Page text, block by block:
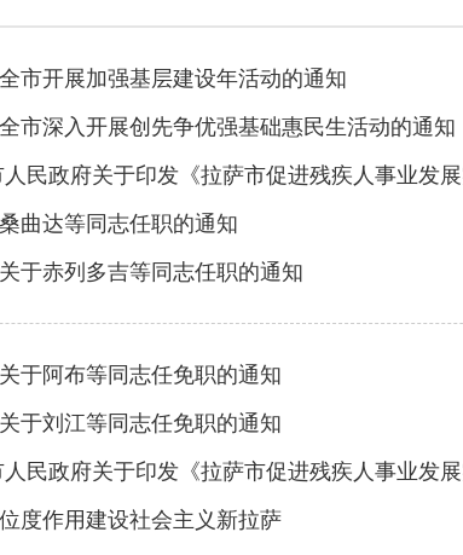
市开展加强基层建设年活动的通知
市深入开展创先争优强基础惠民生活动的通知
民政府关于印发《拉萨市促进残疾人事业发
曲达等同志任职的通知
于赤列多吉等同志任职的通知
于阿布等同志任免职的通知
于刘江等同志任免职的通知
民政府关于印发《拉萨市促进残疾人事业发
度作用建设社会主义新拉萨